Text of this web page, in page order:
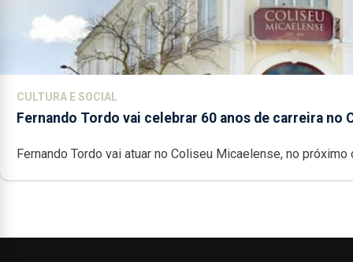
CULTURA E SOCIAL
Fernando Tordo vai celebrar 60 anos de carreira no
Fernando Tordo vai atuar no Coliseu Micaelense, no próximo